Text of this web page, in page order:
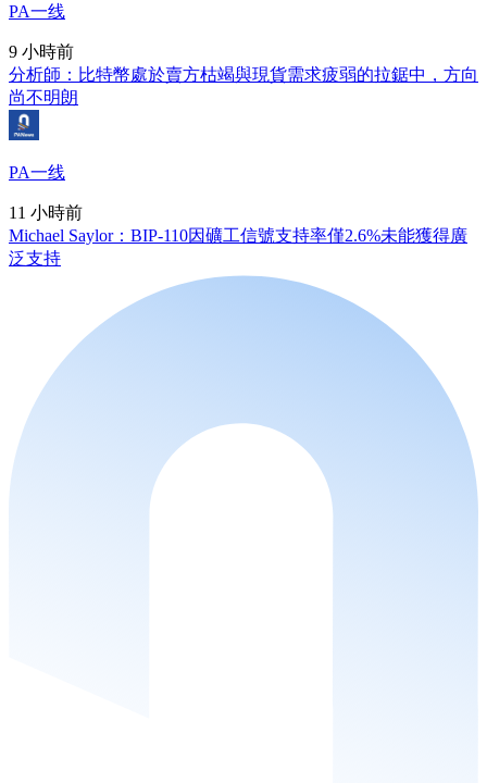
PA一线
9 小時前
分析師：比特幣處於賣方枯竭與現貨需求疲弱的拉鋸中，方向
尚不明朗
PA一线
11 小時前
Michael Saylor：BIP-110因礦工信號支持率僅2.6%未能獲得廣
泛支持